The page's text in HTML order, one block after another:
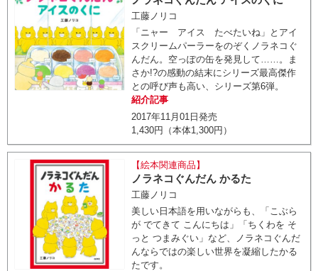
工藤ノリコ
「ニャー アイス たべたいね」とアイ
スクリームパーラーをのぞくノラネコぐ
んだん。空っぽの缶を発見して……。ま
さか!?の感動の結末にシリーズ最高傑作
との呼び声も高い、シリーズ第6弾。
紹介記事
2017年11月01日発売
1,430円（本体1,300円）
【絵本関連商品】
ノラネコぐんだん かるた
工藤ノリコ
美しい日本語を用いながらも、「こぶら
が でてきて こんにちは」「ちくわを そ
っと つまみぐい」など、ノラネコぐんだ
んならではの楽しい世界を凝縮したかる
たです。